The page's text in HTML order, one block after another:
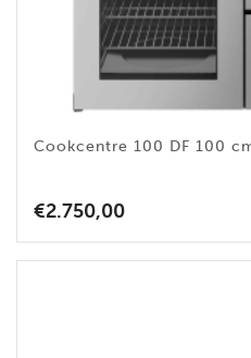
Cookcentre 100 DF 100
€2.750,00